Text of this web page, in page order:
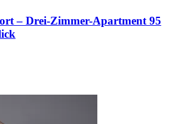
– Drei-Zimmer-Apartment 95